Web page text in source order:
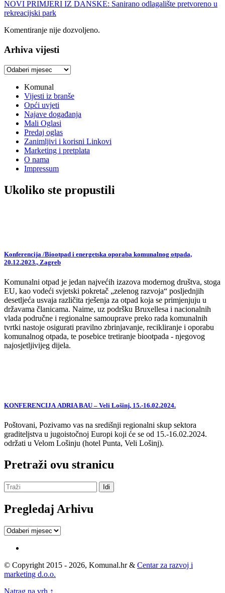
NOVI PRIMJERI IZ DANSKE: Sanirano odlagalište pretvoreno u
rekreacijski park
Komentiranje nije dozvoljeno.
Arhiva vijesti
Arhiva
Komunal
Vijesti iz branše
Opći uvjeti
Najave događanja
Mali Oglasi
Predaj oglas
Zanimljivi i korisni Linkovi
Marketing i pretplata
O nama
Impressum
Ukoliko ste propustili
Konferencija /Biootpad i energetska oporaba komunalnog otpada,
20.12.2023., Zagreb
Komunalni otpad je jedan najvećih izazova modernog društva, stoga
EU, kao vodeći svjetski pokretač „zelenog razvoja“ posljednjih
desetljeća usvaja različita rješenja za otpad koja se primjenjuju u
državama članicama. Naime, uz podršku Bruxellesa i nacionalnih
vlada područne i regionalne samouprave preko rada komunalnih
tvrtki nastoje osigurati pravilno zbrinjavanje, recikliranje i oporabu
komunalnog otpada, te posebice tretiranje biootpada - njegovog
najosjetljivijeg dijela.
KONFERENCIJA ADRIA BAU – Veli Lošinj, 15.-16.02.2024.
Poštovani, Pozivamo vas na središnji regionalni skup sektora
graditeljstva u jugoistočnoj Europi koji će se od 15.-16.02.2024.
održati u Velom Lošinju (hotel Punta, Veli Lošinj).
Pretraži ovu stranicu
Pregledaj Arhivu
Pregledaj
© Copyright 2015 - 2026, Komunal.hr & Centar za razvoj i
marketing d.o.o.
Natrag na vrh ↑